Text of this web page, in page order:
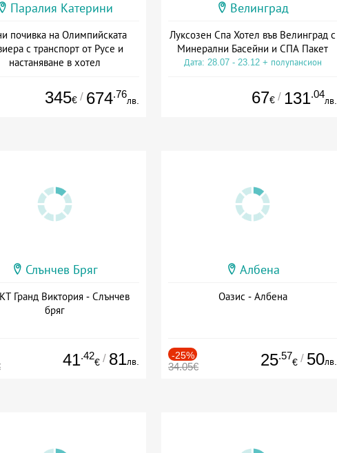
Паралия Катерини
почивка на Олимпийската
с транспорт от Русе и
настаняване в хотел
345€ / 674.76
лв.
Велинград
Луксозен Спа Хотел във Велинград с
Минерални Басейни и СПА Пакет
Дата: 28.07 - 23.12 + полупансион
67€ / 131.04
лв.
Слънчев Бряг
Гранд Виктория - Слънчев
бряг
41.42
€ / 81лв.
Албена
Оазис - Албена
-25%
34.05€ 25.57
€ / 50лв.